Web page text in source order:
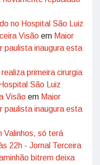
no Hospital São Luiz
Visão em Maior
paulista inaugura esta
primeira cirurgia
São Luiz
Visão em Maior
paulista inaugura esta
Valinhos, só terá
22h - Jornal Terceira
bitrem deixa